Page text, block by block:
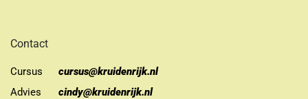
Contact
Cursus
cursus@kruidenrijk.nl
Advies
cindy@kruidenrijk.nl